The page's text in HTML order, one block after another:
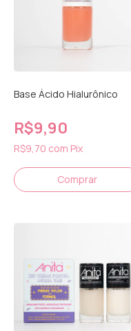
Base Ácido Hialurônico
R$9,90
R$9,70 com Pix